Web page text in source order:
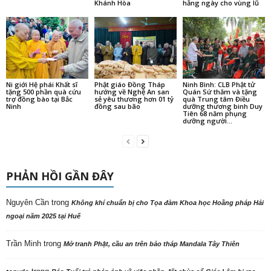
Khánh Hòa hằng ngày cho vùng lũ
Ni giới Hệ phái Khất sĩ
tặng 500 phần quà cứu
trợ đồng bào tại Bắc
Ninh
Phật giáo Đồng Tháp
hướng về Nghệ An san
sẻ yêu thương hơn 01 tỷ
đồng sau bão
Ninh Bình: CLB Phật tử
Quán Sứ thăm và tặng
quà Trung tâm Điều
dưỡng thương binh Duy
Tiên 68 năm phụng
dưỡng người...
PHẢN HỒI GẦN ĐÂY
Nguyên Cần trong Không khí chuẩn bị cho Tọa đàm Khoa học Hoằng pháp Hải
ngoại năm 2025 tại Huế
Trần Minh trong Mở tranh Phật, cầu an trên bảo tháp Mandala Tây Thiên